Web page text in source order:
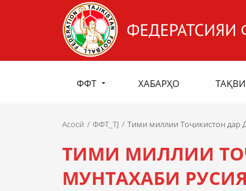
ФФТ ХАБАРҲО
Асосӣ ФФТ_TJ Тими миллии Тоҷикистон дар
ТИМИ МИЛЛИИ
МУНТАХАБИ